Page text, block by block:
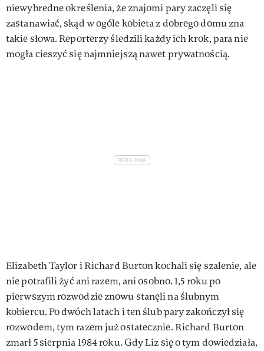
niewybredne określenia, że znajomi pary zaczęli się
zastanawiać, skąd w ogóle kobieta z dobrego domu zna
takie słowa. Reporterzy śledzili każdy ich krok, para nie
mogła cieszyć się najmniejszą nawet prywatnością.
Elizabeth Taylor i Richard Burton kochali się szalenie, ale
nie potrafili żyć ani razem, ani osobno. 1,5 roku po
pierwszym rozwodzie znowu stanęli na ślubnym
kobiercu. Po dwóch latach i ten ślub pary zakończył się
rozwodem, tym razem już ostatecznie. Richard Burton
zmarł 5 sierpnia 1984 roku. Gdy Liz się o tym dowiedziała,